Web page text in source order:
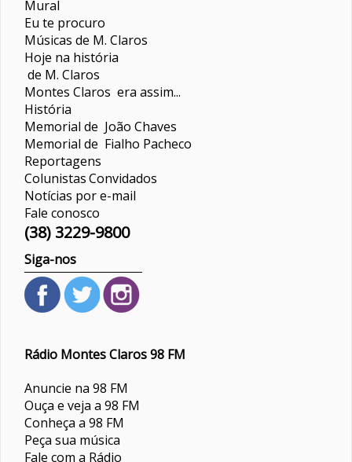
Mural
Eu te procuro
Músicas de M. Claros
Hoje na história
de M. Claros
Montes Claros era assim...
História
Memorial de João Chaves
Memorial de Fialho Pacheco
Reportagens
ColunistasConvidados
Notícias por e-mail
Fale conosco
(38) 3229-9800
Siga-nos
Rádio Montes Claros 98 FM
Anuncie na 98 FM
Ouça e veja a 98 FM
Conheça a 98 FM
Peça sua música
Fale com a Rádio